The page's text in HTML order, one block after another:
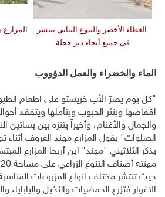
الغطاء الأخضر والتنوع النباتي ينتشر
في جميع أنحاء دير حجلة
المزارع
الماء والخضراء والعمل الدؤووب
"كل يوم يصرّ الأب خريستو على اطعام
اقفاصها وينثر الحبوب ويتأملها ويتفقد
والجمال والأغنام، وأخيراً يتنزه بين بساتين
الصلوات" يقول المزارع مهند الغروف أثناء
يذكر الثلاثيني "مهند" ابن أريحا المزارع
حيث تنتشر مختلف انواع المزروعات
الاغوار فتزرع الحمضيات والنخيل